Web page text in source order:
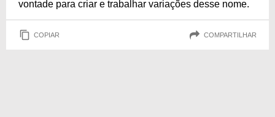
vontade para criar e trabalhar variações desse nome.
COPIAR COMPARTILHAR